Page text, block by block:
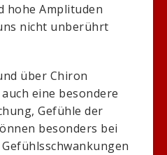
hohe Amplituden
nicht unberührt
über Chiron
eine besondere
Gefühle der
besonders bei